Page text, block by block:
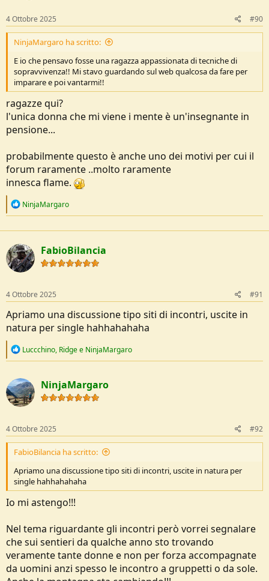
4 Ottobre 2025 #90
NinjaMargaro ha scritto:
E io che pensavo fosse una ragazza appassionata di tecniche di
sopravvivenza!! Mi stavo guardando sul web qualcosa da fare per
imparare e poi vantarmi!!
ragazze qui?
l'unica donna che mi viene i mente è un'insegnante in
pensione...
probabilmente questo è anche uno dei motivi per cui il
forum raramente ..molto raramente
innesca flame.
R
c
i
o
n
NinjaMargaro
FabioBilancia
4 Ottobre 2025 #91
Apriamo una discussione tipo siti di incontri, uscite in
natura per single hahhahahaha
R
c
t
i
o
s
:
Luccchino, Ridgee NinjaMargaro
NinjaMargaro
4 Ottobre 2025 #92
FabioBilancia ha scritto:
Apriamo una discussione tipo siti di incontri, uscite in natura per
single hahhahahaha
Io mi astengo!!!
Nel tema riguardante gli incontri però vorrei segnalare
che sui sentieri da qualche anno sto trovando
veramente tante donne e non per forza accompagnate
da uomini anzi spesso le incontro a gruppetti o da sole.